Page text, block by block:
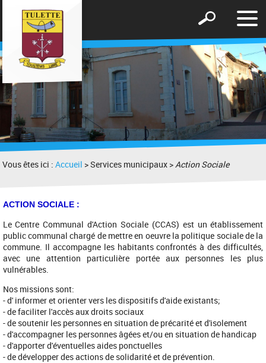
le
Afficher
formulaire
de
recherche
Vous êtes ici :Accueil > Services municipaux >Action Sociale
ACTION SOCIALE :
Le Centre Communal d'Action Sociale (CCAS) est un établissement
public communal chargé de mettre en oeuvre la politique sociale de la
commune. Il accompagne les habitants confrontés à des difficultés,
avec une attention particulière portée aux personnes les plus
vulnérables.
Nos missions sont:
- d' informer et orienter vers les dispositifs d'aide existants;
- de faciliter l'accès aux droits sociaux
- de soutenir les personnes en situation de précarité et d'isolement
- d'accompagner les personnes âgées et/ou en situation de handicap
- d'apporter d'éventuelles aides ponctuelles
- de développer des actions de solidarité et de prévention.